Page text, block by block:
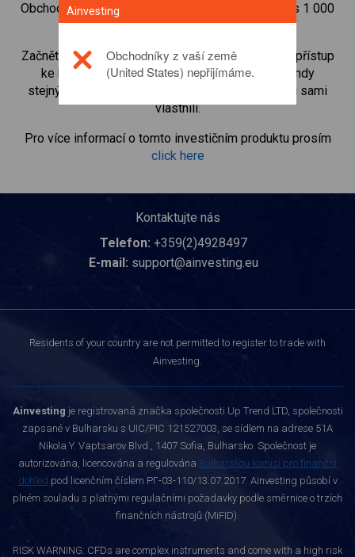
Obchodujte na obchodní platformě Ainvesting přes 1 000
mezinárodních akcií.
Začněte obchodovat CFD na Medtronic
. Získejte přístup
ke kurzům v reálném čase a dostávejte dividendy
stejným způsobem, jako kdybyste akcie opravdu sami
vlastnili.
Pro více informací o tomto investičním produktu prosím
click here
Kontaktujte nás
Telefon: +359(2)4928497
E-mail: support@ainvesting.eu
Residents of your country are not permitted to register to trade with
Ainvesting.
Ainvesting je registrovaná značka společnosti Up Trend LTD, společnosti
zapsané v Bulharsku s UIC/PIC 121527003, se sídlem na adrese 51A
Nikola Y. Vaptsarov Blvd., 1407 Sofia, Bulharsko. Společnost je
autorizována, licencována a regulována Bulharskou komisí pro finanční
dohled pod licenčním číslem РГ-03-110/13.07.2017. Ainvesting působí v
plném souladu s platnými regulačními požadavky podle směrnice o trzích
finančních nástrojů (MiFID).
RISK WARNING: CFDs are complex instruments and come with a high risk
Ainvesting
Obchodníky z vaší země
(United States) nepřijímáme.